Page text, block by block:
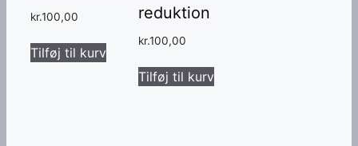
kr.100,00
Tilføj til kurv
reduktion
kr.100,00
Tilføj til kurv